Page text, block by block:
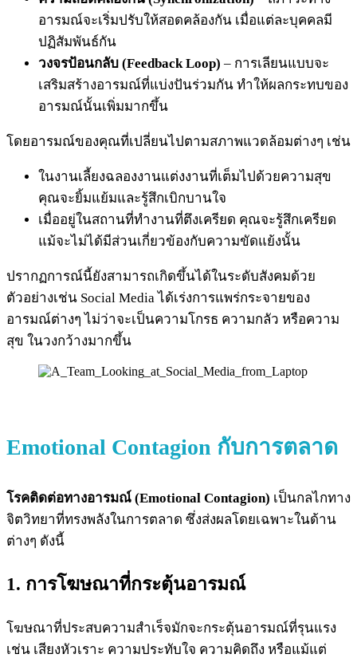
อารมณ์จะเริ่มปรับให้สอดคล้องกัน เมื่อแต่ละบุคคลมี
ปฏิสัมพันธ์กัน
วงจรป้อนกลับ (Feedback Loop) – การเลียนแบบจะ
เสริมสร้างอารมณ์ที่แบ่งปันร่วมกัน ทำให้ผลกระทบของ
อารมณ์นั้นเพิ่มมากขึ้น
โดยอารมณ์ของคุณที่เปลี่ยนไปตามสภาพแวดล้อมต่างๆ เช่น
ในงานเลี้ยงฉลองงานแต่งงานที่เต็มไปด้วยความสุข
คุณจะยิ้มแย้มและรู้สึกเบิกบานใจ
เมื่ออยู่ในสถานที่ทำงานที่ตึงเครียด คุณจะรู้สึกเครียด
แม้จะไม่ได้มีส่วนเกี่ยวข้องกับความขัดแย้งนั้น
ปรากฏการณ์นี้ยังสามารถเกิดขึ้นได้ในระดับสังคมด้วย
ตัวอย่างเช่น Social Media ได้เร่งการแพร่กระจายของ
อารมณ์ต่างๆ ไม่ว่าจะเป็นความโกรธ ความกลัว หรือความ
สุข ในวงกว้างมากขึ้น
Emotional Contagion กับการตลาด
โรคติดต่อทางอารมณ์ (Emotional Contagion) เป็นกลไกทาง
จิตวิทยาที่ทรงพลังในการตลาด ซึ่งส่งผลโดยเฉพาะในด้าน
ต่างๆ ดังนี้
1. การโฆษณาที่กระตุ้นอารมณ์
โฆษณาที่ประสบความสำเร็จมักจะกระตุ้นอารมณ์ที่รุนแรง
เช่น เสียงหัวเราะ ความประทับใจ ความคิดถึง หรือแม้แต่